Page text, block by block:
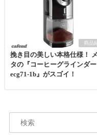
商品
挽き目の美しい本格仕様！
タの『コーヒーグラインダー
ecg71-1b』がスゴイ！